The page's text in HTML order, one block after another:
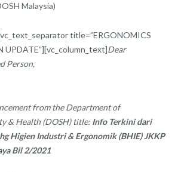
Malaysia)
title=”ERGONOMICS
UPDATE”][vc_column_text]Dear
Person,
from the Department of
& Health (DOSH) title: Info Terkini dari
Higien Industri & Ergonomik (BHIE) JKKP
Bil 2/2021